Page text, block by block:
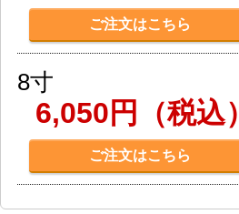
ご注文はこちら
8寸
6,050円（税込）
ご注文はこちら